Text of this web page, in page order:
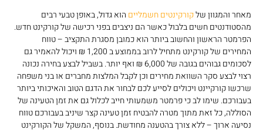
מאחר והמגוון שלקורקינטים חשמליים הוא גדול, באופן טבעי רבים
מהסטודנטים חשים בלבול כאשר הם ניצבים בפני רכישה של קורקינט חדש.
הפרמטר הראשון והחשוב ביותר הוא כמובן מסגרת התקציב – טווח
המחירים של קורקינט מתחיל לרוב בממוצע ב 1,200 ₪ ויכול להאמיר גם
לסכומים גבוהים בגובה של 6,000 ₪ ואף יותר. בשביל לבצע בחירה נכונה
רצוי לבצע סקר השוואת מחירים וכן לקבל המלצות מחברים או בני משפחה
שרכשו קורקיינט ויכולים לסייע לכם לבחור את הדגם הטוב והאיכותי ביותר
בעבורכם. שימו לב כי פרמטר משמעותי חייב לכלול גם את זמן הטעינה של
הסוללה, כל זאת מתוך מטרה להבטיח זמן טעינה קצר שיניב בעבורכם טווח
נסיעה ארוך – ללא צורך בהטענה מחודשת. בנוסף, המשקל של הקורקינט